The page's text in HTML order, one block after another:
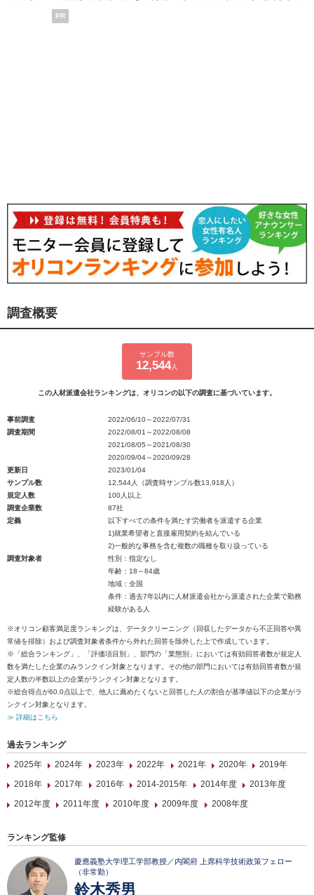
PR
調査概要
サンプル数
12,544人
この人材派遣会社ランキングは、オリコンの以下の調査に基づいています。
事前調査
2022/06/10～2022/07/31
調査期間
2022/08/01～2022/08/08
2021/08/05～2021/08/30
2020/09/04～2020/09/28
更新日
2023/01/04
サンプル数
12,544人（調査時サンプル数13,918人）
規定人数
100人以上
調査企業数
87社
定義
以下すべての条件を満たす労働者を派遣する企業
1)就業希望者と直接雇用契約を結んでいる
2)一般的な事務を含む複数の職種を取り扱っている
調査対象者
性別：指定なし
年齢：18～84歳
地域：全国
条件：過去7年以内に人材派遣会社から派遣された企業で勤務
経験がある人
※オリコン顧客満足度ランキングは、データクリーニング（回収したデータから不正回答や異
常値を排除）および調査対象者条件から外れた回答を除外した上で作成しています。
※「総合ランキング」、「評価項目別」、部門の「業態別」においては有効回答者数が規定人
数を満たした企業のみランクイン対象となります。その他の部門においては有効回答者数が規
定人数の半数以上の企業がランクイン対象となります。
※総合得点が60.0点以上で、他人に薦めたくないと回答した人の割合が基準値以下の企業がラ
ンクイン対象となります。
≫ 詳細はこちら
過去ランキング
2025年
2024年 2023年 2022年 2021年 2020年
2019年
2018年
2017年 2016年 2014-2015年 2014年度
2013年度
2012年度
2011年度 2010年度 2009年度 2008年度
ランキング監修
慶應義塾大学理工学部教授／内閣府 上席科学技術政策フェロー
（非常勤）
鈴木秀男